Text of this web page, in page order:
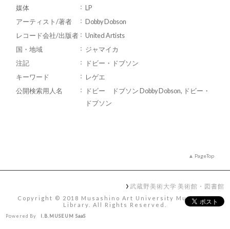
媒体
LP
アーティスト/著者
Dobby Dobson
レコード会社/出版者
United Artists
国・地域
ジャマイカ
注記
ドビー・ドブソン
キーワード
レゲエ
公開検索用人名
ドビー ドブソン Dobby Dobson, ドビー・
ドブソン
PageTop
武蔵野美術大学 美術館・図書館
Copyright © 2018 Musashino Art University Museum &
Library. All Rights Reserved.
Powered By I.B.MUSEUM SaaS